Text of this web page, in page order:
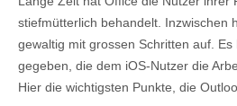
stiefmütterlich behandelt. Inzwischen
gewaltig mit grossen Schritten auf.
gegeben, die dem iOS-Nutzer die
Hier die wichtigsten Punkte, die